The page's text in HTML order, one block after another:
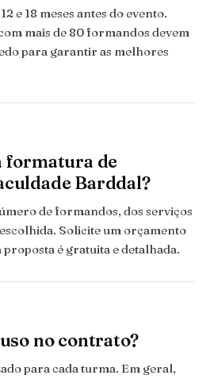
e 18 meses antes do evento.
mais de 80 formandos devem
para garantir as melhores
formatura de
Barddal?
de formandos, dos serviços
Solicite um orçamento
é gratuita e detalhada.
no contrato?
para cada turma. Em geral,